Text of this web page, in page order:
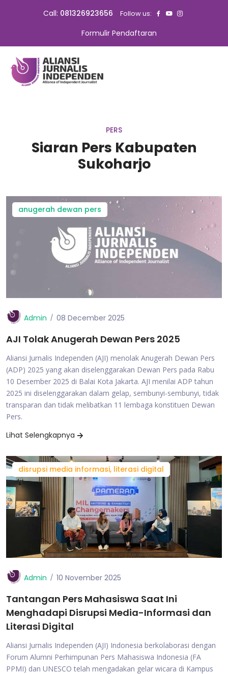
Call: 081326923656 Follow us:
Formulir Pendaftaran
PERS
Siaran Pers Kabupaten
Sukoharjo
anugerah dewan pers
Admin 08 December 2025
AJI Tolak Anugerah Dewan Pers 2025
Aliansi Jurnalis Independen (AJI) menolak Anugerah Dewan Pers
(ADP) 2025 yang akan diselenggarakan Dewan Pers pada Rabu
10 Desember 2025 di Balai Kota Jakarta. AJI menilai ADP tahun
2025 ini diselenggarakan dalam gelap, sembunyi-sembunyi, tidak
transparan dan tidak melibatkan 11 lembaga konstituen Dewan
Pers.
Lihat Selengkapnya
disrupsi media informasi, literasi digital
Admin 10 November 2025
Tantangan Pers Mahasiswa Saat Ini
Menghadapi Disrupsi Media-Informasi dan
Literasi Digital
Aliansi Jurnalis Independen (AJI) Indonesia berkolaborasi dengan
Forum Alumni Perhimpunan Pers Mahasiswa Indonesia (FA
PPMI) dan UNESCO telah mengadakan gelar wicara di Kampus